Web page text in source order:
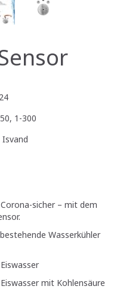
1-300
sicher – mit dem
Wasserkühler
mit Kohlensäure